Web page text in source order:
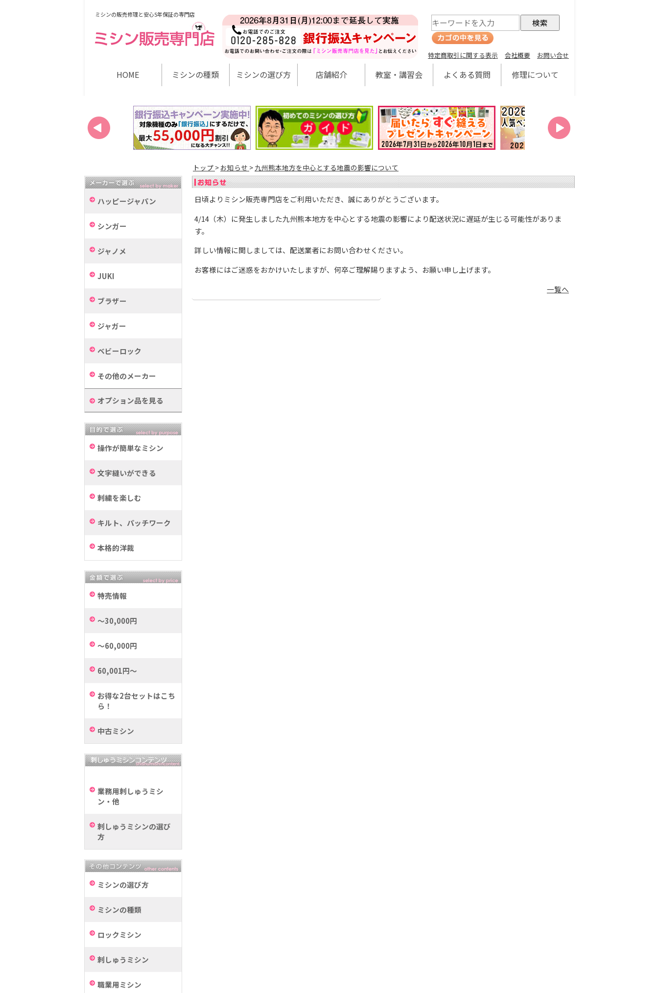
ミシンの販売修理と安心5年保証の専門店
特定商取引に関する表示 会社概要 お問い合せ
HOME ミシンの種類 ミシンの選び方 店舗紹介 教室・講習会 よくある質問 修理について
トップ > お知らせ > 九州熊本地方を中心とする地震の影響について
日頃よりミシン販売専門店をご利用いただき、誠にありがとうございます。
4/14（木）に発生しました九州熊本地方を中心とする地震の影響により配送状況に遅延が生じる可能性がありま
す。
詳しい情報に関しましては、配送業者にお問い合わせください。
お客様にはご迷惑をおかけいたしますが、何卒ご理解賜りますよう、お願い申し上げます。
一覧へ
ハッピージャパン
シンガー
ジャノメ
JUKI
ブラザー
ジャガー
ベビーロック
その他のメーカー
オプション品を見る
操作が簡単なミシン
文字縫いができる
刺繍を楽しむ
キルト、パッチワーク
本格的洋裁
特売情報
～30,000円
～60,000円
60,001円～
お得な2台セットはこち
ら！
中古ミシン
業務用刺しゅうミシ
ン・他
刺しゅうミシンの選び
方
ミシンの選び方
ミシンの種類
ロックミシン
刺しゅうミシン
職業用ミシン